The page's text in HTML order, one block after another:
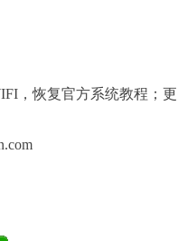
，恢复官方系统教程；